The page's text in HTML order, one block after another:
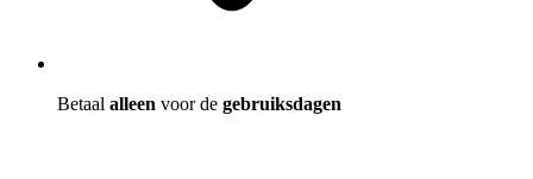
Betaal alleen voor de gebruiksdagen